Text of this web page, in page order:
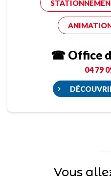
☎ Office
04 79
Vous